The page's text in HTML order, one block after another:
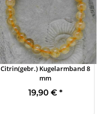
Citrin(gebr.) Kugelarmband 8
mm
19,90 € *